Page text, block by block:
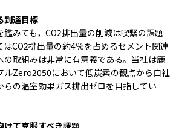
到達目標
みても，CO2排出量の削減は喫緊の課題
CO2排出量の約4％を占めるセメント関連
の取組みは非常に有意義である。当社は鹿
ルZero2050において低炭素の観点から自社
らの温室効果ガス排出ゼロを目指してい